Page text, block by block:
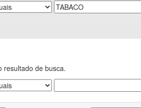
resultado de busca.